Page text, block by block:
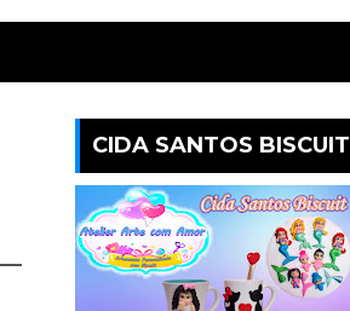
CIDA SANTOS BISCUIT